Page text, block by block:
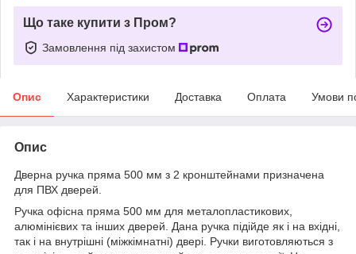
Що таке купити з Пром?
Замовлення під захистом
Опис Характеристики Доставка Оплата Умови
Опис
Дверна ручка пряма 500 мм з 2 кронштейнами призначена
для ПВХ дверей.
Ручка офісна пряма 500 мм для металопластикових,
алюмінієвих та інших дверей. Дана ручка підійде як і на вхідні,
так і на внутрішні (міжкімнатні) двері. Ручки виготовляються з